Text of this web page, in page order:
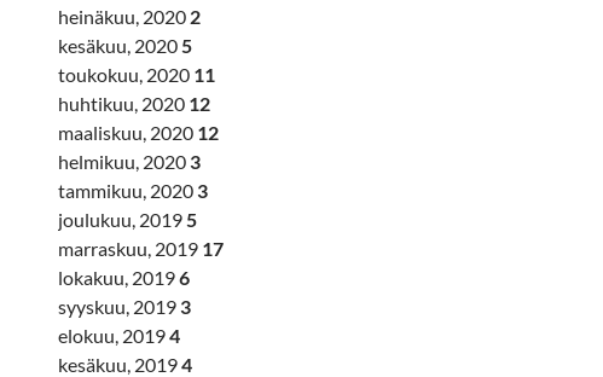
heinäkuu, 2020 2
kesäkuu, 20205
toukokuu, 2020 11
huhtikuu, 2020 12
maaliskuu, 2020 12
helmikuu, 2020 3
tammikuu, 2020 3
joulukuu, 20195
marraskuu, 2019 17
lokakuu, 20196
syyskuu, 2019 3
elokuu, 20194
kesäkuu, 20194